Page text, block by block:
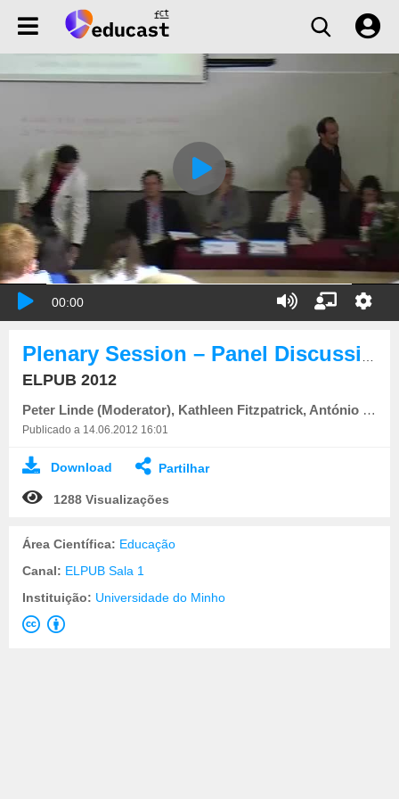
00:00
ELPUB 2012
Peter Linde (Moderator), Kathleen Fitzpatrick, António Câmara, Delfim Leão, Karin Byström (4)
Publicado a 14.06.2012 16:01
Download Partilhar
1288 Visualizações
Área Científica: Educação
Canal: ELPUB Sala 1
Instituição: Universidade do Minho